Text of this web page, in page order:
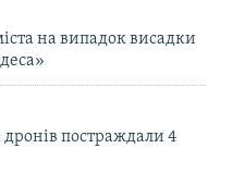
на випадок висадки
постраждали 4